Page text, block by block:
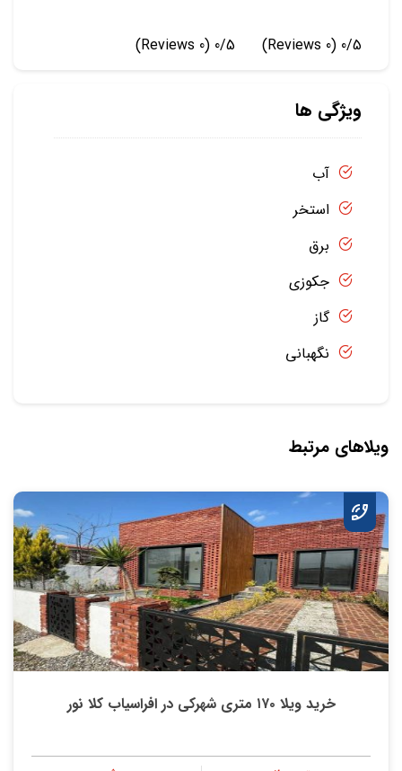
0/5
(0 Reviews)
0/5
(0 Reviews)
ویژگی ها
آب
استخر
برق
جکوزی
گاز
نگهبانی
ویلاهای مرتبط
خرید ویلا ۱۷۰ متری شهرکی در افراسیاب کلا نور